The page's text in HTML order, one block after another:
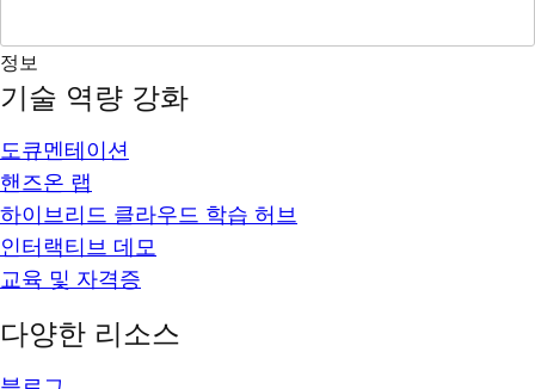
정보
기술 역량 강화
도큐멘테이션
핸즈온 랩
하이브리드 클라우드 학습 허브
인터랙티브 데모
교육 및 자격증
다양한 리소스